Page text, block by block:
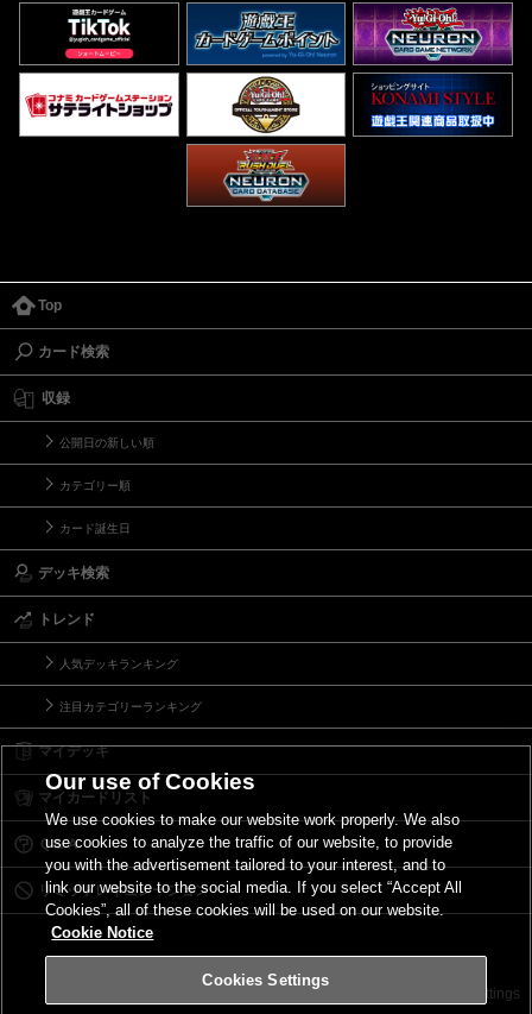
Top
カード検索
収録
公開日の新しい順
カテゴリー順
カード誕生日
デッキ検索
トレンド
人気デッキランキング
注目カテゴリーランキング
マイデッキ
マイカードリスト
Ｑ＆Ａ
リミットレギュレーション
サイトポリシー Cookies Settings
Our use of Cookies
We use cookies to make our website work properly. We also
use cookies to analyze the traffic of our website, to provide
you with the advertisement tailored to your interest, and to
link our website to the social media. If you select “Accept All
Cookies”, all of these cookies will be used on our website.
Cookie Notice
Cookies Settings